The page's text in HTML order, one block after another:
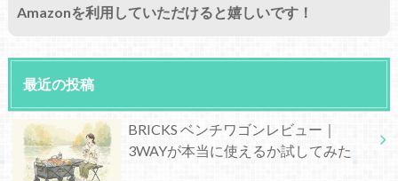
Amazonを利用していただけると嬉しいです！
最近の投稿
BRICKS ベンチワゴンレビュー｜
3WAYが本当に使えるか試してみた